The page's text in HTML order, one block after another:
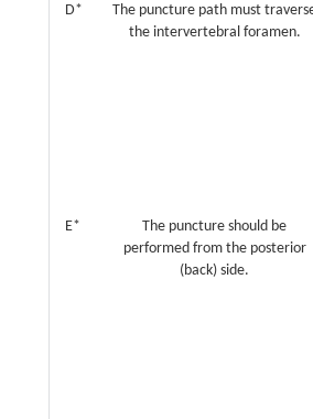
D*
The puncture path must
the intervertebral foramen.
E*
The puncture should be
performed from the posterior
(back) side.